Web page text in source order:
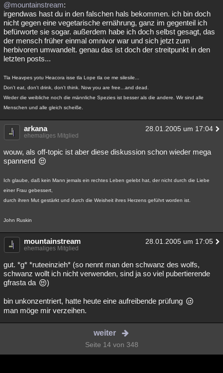
@mountainstream:
irgendwas hast du in den falschen hals bekommen. ich bin doch
nicht gegen eine vegetarische ernährung, ganz im gegenteil ich
befürworte sie sogar. außerdem habe ich doch selbst gesagt, das
der mensch früher einmal omnivor war und sich jetzt zum
herbivoren umwandelt. genau das ist doch der streitpunkt in den
letzten posts...
Tla Heavpes yotu Heacora isse tla Lope tla oe me silesile...
Don't eat, don't drink, don't think. Now you are free...and dead.
Weder die weibliche noch die männliche Spezies ist besser als die andere. Wir sind alle
Menschen und alle gleich scheiße.
arkana 28.01.2005 um 17:04
ehemaliges Mitglied
wouw, als off-topic ist aber diese diskussion schon wieder mega
spannend
Ich glaube, daß kein Mann jemals ein rechtes Leben gelebt hat, der nicht durch die Liebe
einer Frau gebessert,
durch ihren Mut gestärkt und durch die Weisheit ihres Herzens geführt worden ist.
John Ruskin
mountainstream 28.01.2005 um 17:05
ehemaliges Mitglied
gut. *g* *ruteeinzieh* (so nennt man den schwanz des wolfs,
schwanz wollt ich nicht verwenden, sind ja so viel pubertierende
gfrasta da
)
bin unkonzentriert, hatte heute eine aufreibende prüfung
man möge mir verzeihen.
weiter
Seite 14 von 348